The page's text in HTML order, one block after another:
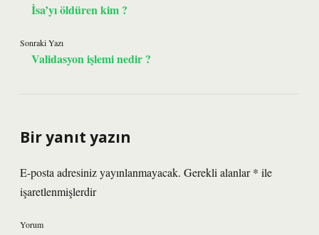
İsa’yı öldüren kim ?
Sonraki Yazı
Validasyon işlemi nedir ?
Bir yanıt yazın
E-posta adresiniz yayınlanmayacak. Gerekli alanlar* ile
işaretlenmişlerdir
Yorum